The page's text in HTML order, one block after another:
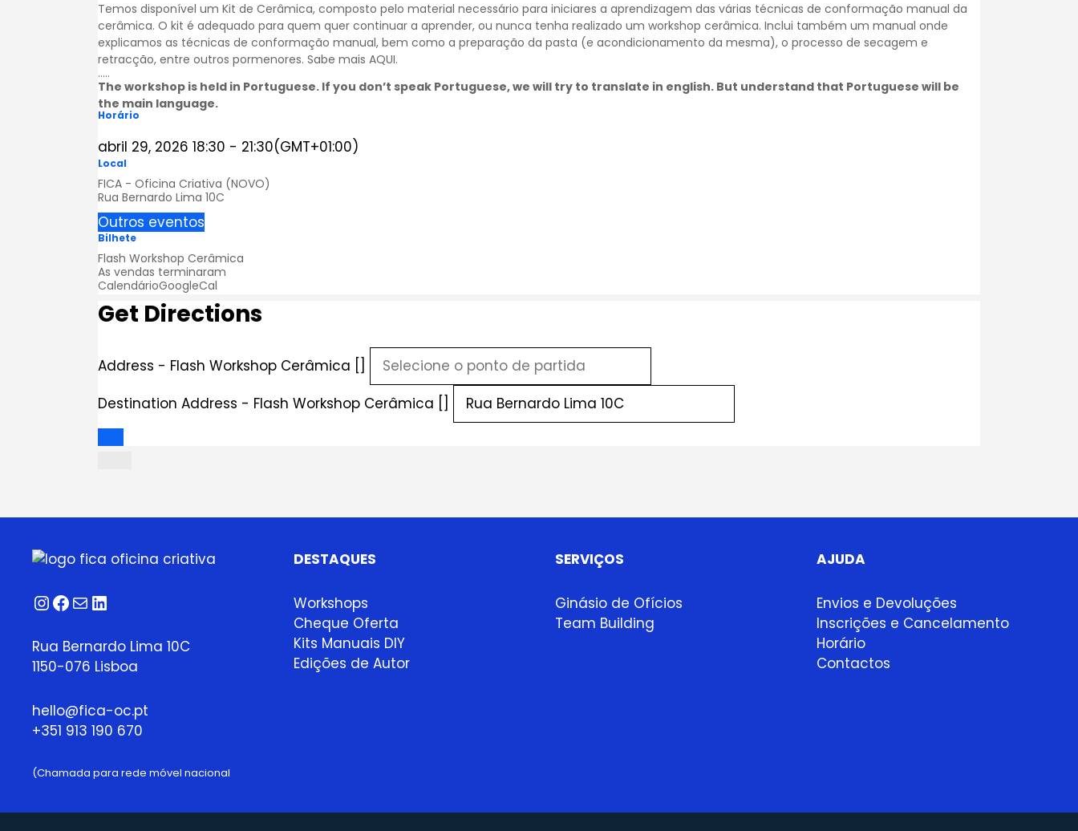
Temos disponível um Kit de Cerâmica, composto pelo material necessário para iniciares a aprendizagem das várias técnicas de conformação manual da
cerâmica. O kit é adequado para quem quer continuar a aprender, ou nunca tenha realizado um workshop cerâmica. Inclui também um manual onde
explicamos as técnicas de conformação manual, bem como a preparação da pasta (e acondicionamento da mesma), o processo de secagem e
retracção, entre outros pormenores. Sabe mais AQUI.
…..
The workshop is held in Portuguese. If you don’t speak Portuguese, we will try to translate in english. But understand that Portuguese will be
the main language.
Horário
abril 29, 2026 18:30 - 21:30(GMT+01:00)
Local
FICA - Oficina Criativa (NOVO)
Rua Bernardo Lima 10C
Outros eventos
Bilhete
Flash Workshop Cerâmica
As vendas terminaram
CalendárioGoogleCal
Get Directions
Address - Flash Workshop Cerâmica []
Destination Address - Flash Workshop Cerâmica []
Instagram
Facebook
Correio
LinkedIn
Rua Bernardo Lima 10C
1150-076 Lisboa
hello@fica-oc.pt
+351 913 190 670
(Chamada para rede móvel nacional
DESTAQUES
Workshops
Cheque Oferta
Kits Manuais DIY
Edições de Autor
SERVIÇOS
Ginásio de Ofícios
Team Building
AJUDA
Envios e Devoluções
Inscrições e Cancelamento
Horário
Contactos